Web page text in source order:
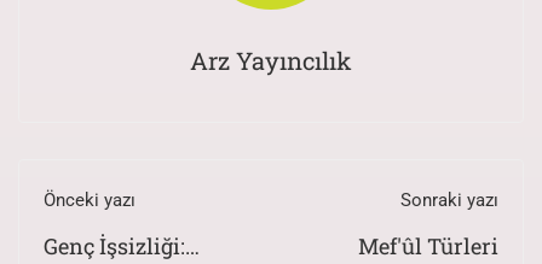
Arz Yayıncılık
Önceki yazı
Genç İşsizliği:
Sonraki yazı
Mef'ûl Türleri